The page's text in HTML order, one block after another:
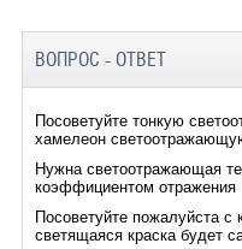
ВОПРОС - ОТВЕТ
Посоветуйте тонкую
хамелеон
Нужна светоотражающая
коэффициентом отражения
Посоветуйте пожалуйста
светящаяся краска будет